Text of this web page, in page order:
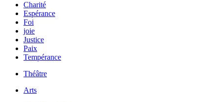
Charité
Espérance
Foi
joie
Justice
Paix
Tempérance
Théâtre
Arts